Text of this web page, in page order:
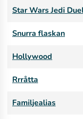
Star Wars Jedi
Snurra flaskan
Hollywood
Rrråtta
Familjealias